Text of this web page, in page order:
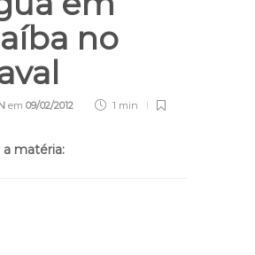
no
em 09/02/2012 1 min
matéria: